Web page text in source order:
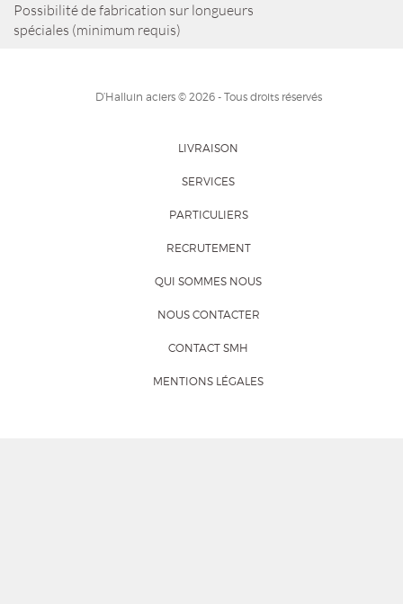
Possibilité de fabrication sur longueurs
spéciales (minimum requis)
D’Halluin aciers © 2026 - Tous droits réservés
LIVRAISON
SERVICES
PARTICULIERS
RECRUTEMENT
QUI SOMMES NOUS
NOUS CONTACTER
CONTACT SMH
MENTIONS LÉGALES